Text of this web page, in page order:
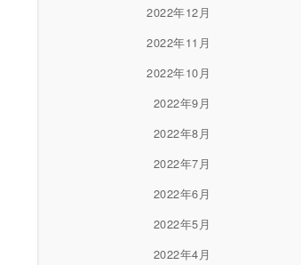
2022年12月
2022年11月
2022年10月
2022年9月
2022年8月
2022年7月
2022年6月
2022年5月
2022年4月